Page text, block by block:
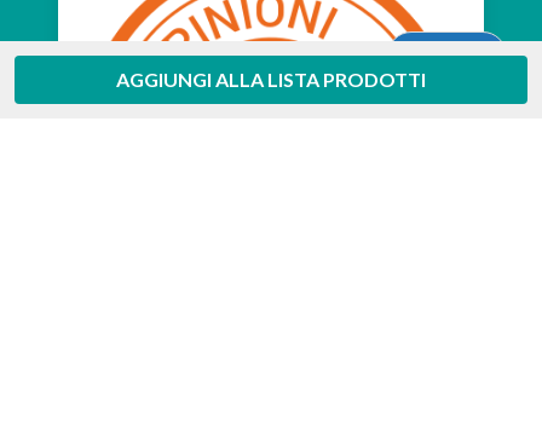
AGGIUNGI ALLA LISTA PRODOTTI
Aiuto